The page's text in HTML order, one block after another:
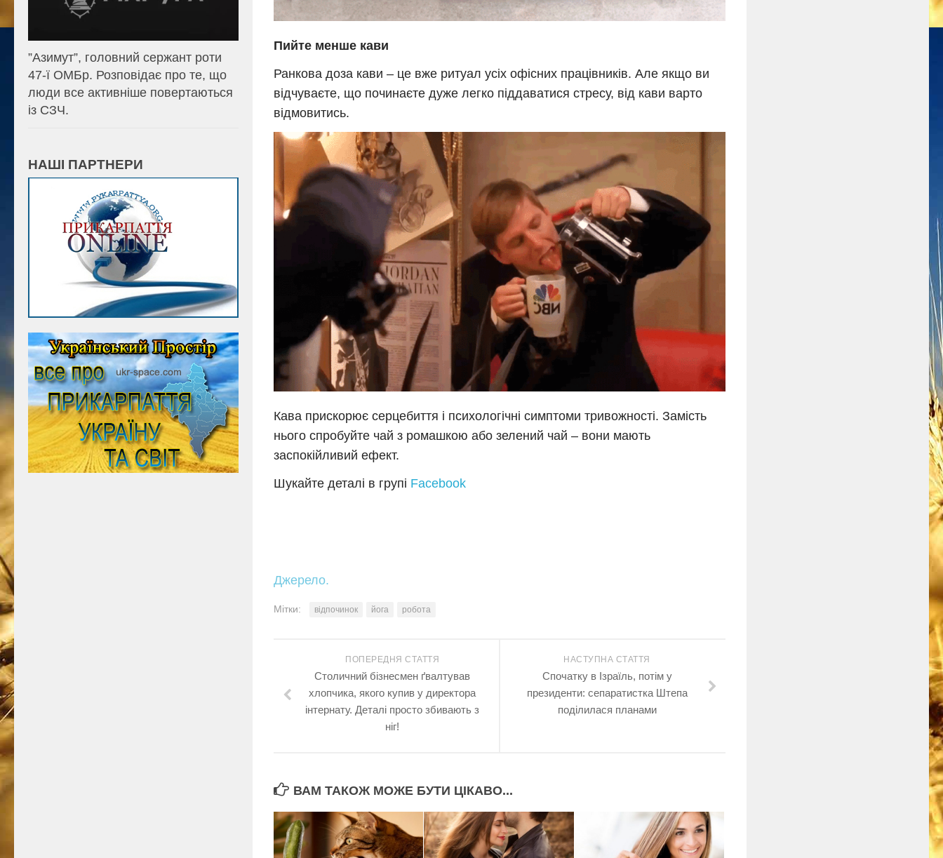
Пийте менше кави
Ранкова доза кави – це вже ритуал усіх офісних працівників. Але якщо ви
відчуваєте, що починаєте дуже легко піддаватися стресу, від кави варто
відмовитись.
Кава прискорює серцебиття і психологічні симптоми тривожності. Замість
нього спробуйте чай з ромашкою або зелений чай – вони мають
заспокійливий ефект.
Шукайте деталі в групі Facebook
Джерело.
Мітки: відпочинок йога робота
НАСТУПНА СТАТТЯ
Спочатку в Ізраїль, потім у
президенти: сепаратистка Штепа
поділилася планами
ПОПЕРЕДНЯ СТАТТЯ
Столичний бізнесмен ґвалтував
хлопчика, якого купив у директора
інтернату. Деталі просто збивають з
ніг!
ВАМ ТАКОЖ МОЖЕ БУТИ ЦІКАВО...
⁨”Азимут”, головний сержант роти
47-ї ОМБр. Розповідає про те, що
люди все активніше повертаються
із СЗЧ.
НАШІ ПАРТНЕРИ